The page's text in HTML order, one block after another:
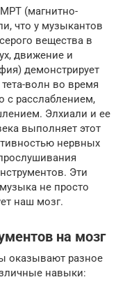
(магнитно-
что у музыкантов
вещества в
движение и
демонстрирует
волн во время
с расслаблением,
Элхиали и ее
выполняет этот
нервных
Эти
не просто
наш мозг.
на мозг
оказывают разное
навыки: